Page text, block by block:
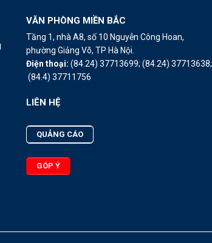
VĂN PHÒNG MIỀN BẮC
Tầng 1, nhà A8, số 10 Nguyễn Công Hoan,
phường Giảng Võ, TP Hà Nội.
Điện thoại:(84.24) 37713699;(84.24) 37713638;
(84.4) 37711756
LIÊN HỆ
QUẢNG CÁO
GÓP Ý